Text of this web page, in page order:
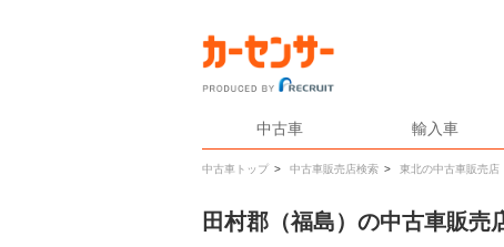
中古車 輸入車
中古車トップ > 中古車販売店検索 > 東北の中古車販売店
田村郡（福島）の中古車販売